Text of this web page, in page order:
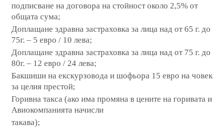
подписване на договора на стойност около 2,5% от
общата сума;
Доплащане здравна застраховка за лица над от 65 г. до
75г. – 5 евро / 10 лева;
Доплащане здравна застраховка за лица над от 75 г. до
80г. – 12 евро / 24 лева;
Бакшиши на екскурзовода и шофьора 15 евро на човек
за целия престой;
Горивна такса (ако има промяна в цените на горивата и
Авиокомпанията начисли
такава);